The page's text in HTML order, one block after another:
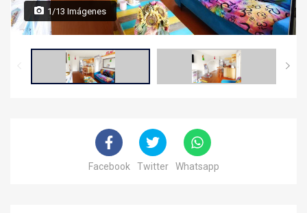
1/13 Imágenes
Facebook Twitter Whatsapp